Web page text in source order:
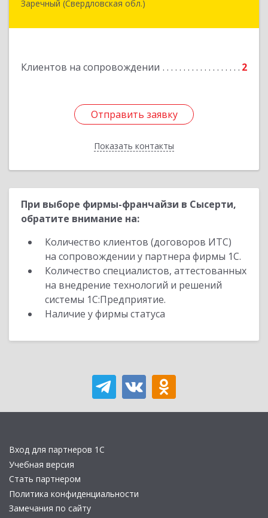
Заречный (Свердловская обл.)
Клиентов на сопровождении 2
Отправить заявку
Показать контакты
Свердловская обл, г. Заречный, ул. Кузнецова,
Отправить заявку
Назад
При выборе фирмы-франчайзи в Сысерти,
обратите внимание на:
Количество клиентов (договоров ИТС)
на сопровождении у партнера фирмы 1С.
Количество специалистов, аттестованных
на внедрение технологий и решений
системы 1С:Предприятие.
Наличие у фирмы статуса
Вход для партнеров 1С
Учебная версия
Стать партнером
Политика конфиденциальности
Замечания по сайту